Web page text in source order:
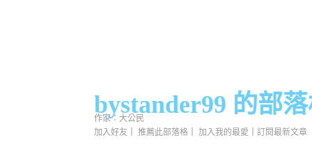
bystander99 的部
加入好友 推薦此部落格 加入我的最愛 訂閱最新文章
作家：大公民